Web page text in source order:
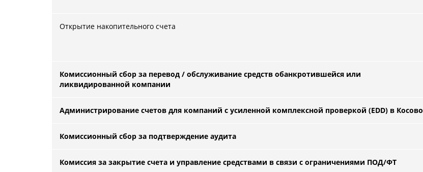
Открытие накопительного счета
Комиссионный сбор за перевод / обслуживание средств обанкротившейся или
ликвидированной компании
Администрирование счетов для компаний с усиленной комплексной проверкой (EDD) в Косово
Комиссионный сбор за подтверждение аудита
Комиссия за закрытие счета и управление средствами в связи с ограничениями ПОД/ФТ